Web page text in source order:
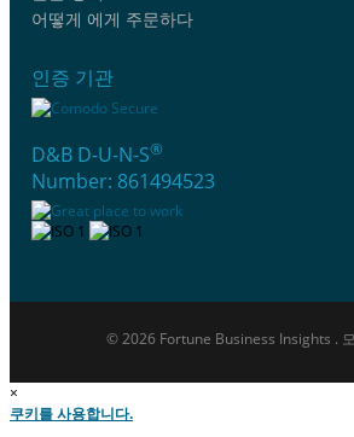
어떻게 에게 주문하다
인증 기관
D&B D-U-N-S®
Number: 861494523
© 2026 Fortune Business Insights .
×
쿠키를 사용합니다.